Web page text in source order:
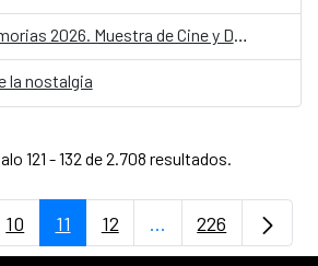
la nostalgia
121 - 132 de 2.708 resultados.
intermedias Use TAB para
Página
10 Página
11 Página
12 ...PáginasPágina
226